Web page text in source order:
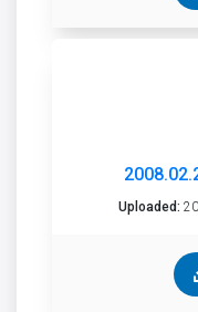
Uploaded: